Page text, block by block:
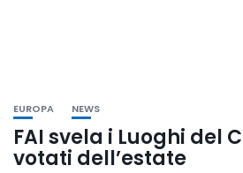
EUROPA NEWS
FAI svela i Luoghi del
votati dell’estate